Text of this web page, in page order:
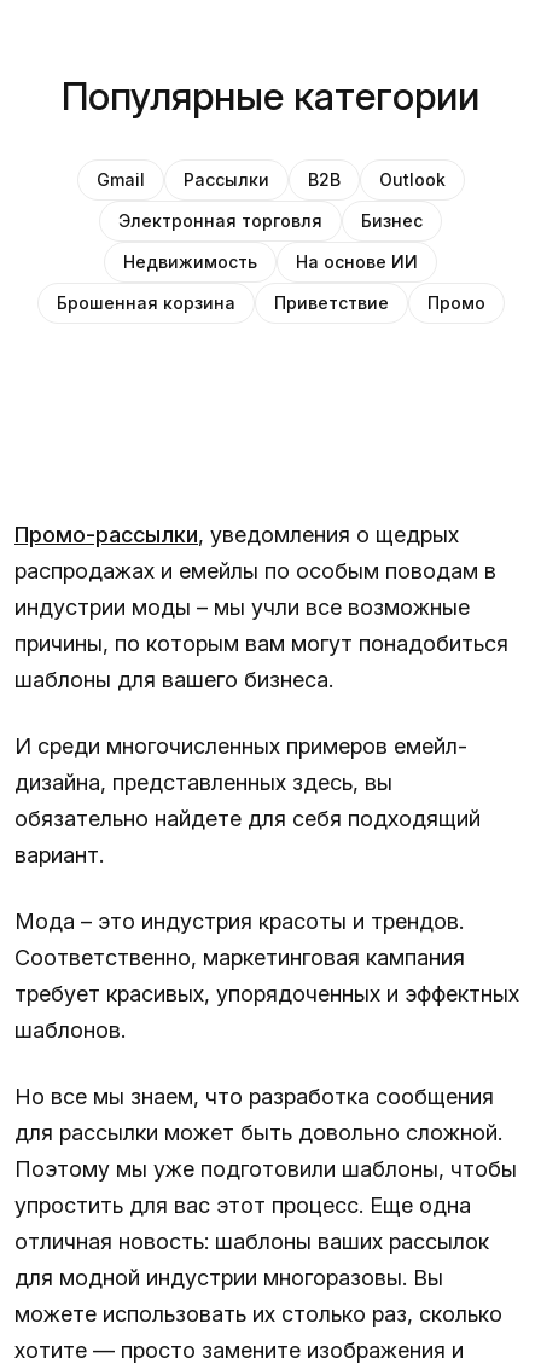
Популярные категории
Gmail Рассылки B2B
Outlook
Электронная торговля
Бизнес
Недвижимость
На основе ИИ
Брошенная корзина
Приветствие Промо
Промо-рассылки, уведомления о щедрых
распродажах и емейлы по особым поводам в
индустрии моды – мы учли все возможные
причины, по которым вам могут понадобиться
шаблоны для вашего бизнеса.
И среди многочисленных примеров емейл-
дизайна, представленных здесь, вы
обязательно найдете для себя подходящий
вариант.
Мода – это индустрия красоты и трендов.
Соответственно, маркетинговая кампания
требует красивых, упорядоченных и эффектных
шаблонов.
Но все мы знаем, что разработка сообщения
для рассылки может быть довольно сложной.
Поэтому мы уже подготовили шаблоны, чтобы
упростить для вас этот процесс. Еще одна
отличная новость: шаблоны ваших рассылок
для модной индустрии многоразовы. Вы
можете использовать их столько раз, сколько
хотите — просто замените изображения и